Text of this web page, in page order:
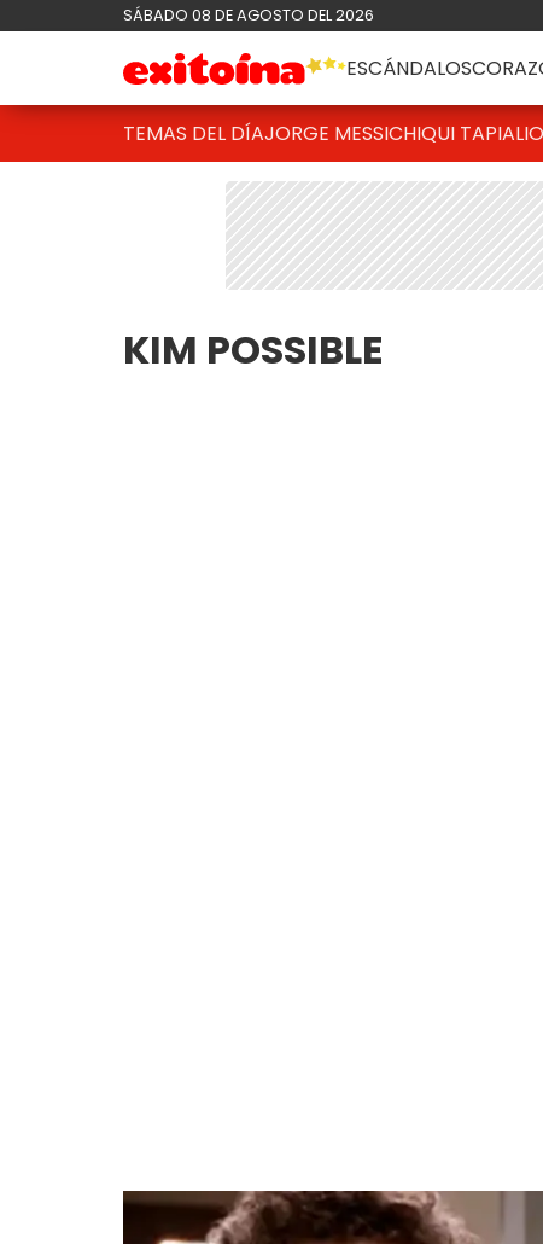
SÁBADO 08 DE AGOSTO DEL 2026
ESCÁNDALOS
TEMAS DEL DÍAJORGE MESSICHIQUI TAPIA
KIM POSSIBLE